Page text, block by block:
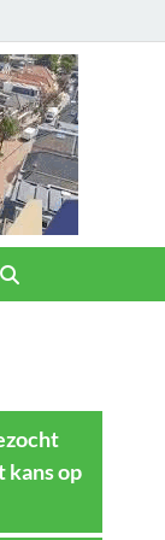
kans op